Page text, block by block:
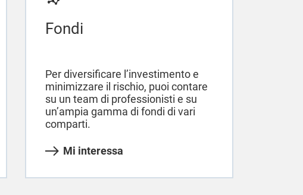
Fondi
Per diversificare l’investimento e
minimizzare il rischio, puoi contare
su un team di professionisti e su
un’ampia gamma di fondi di vari
comparti.
Mi interessa